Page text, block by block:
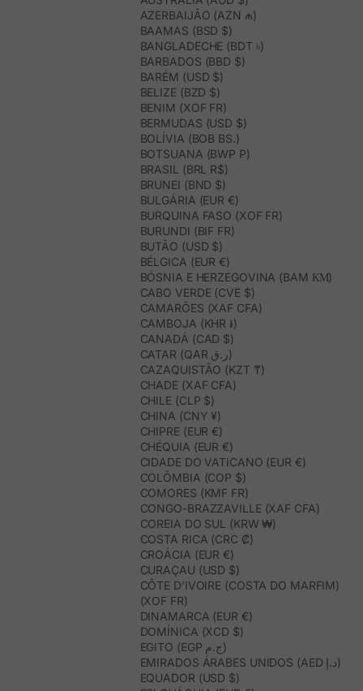
AZERBAIJÃO (AZN ₼)
BAAMAS (BSD $)
BANGLADECHE (BDT ৳)
BARBADOS (BBD $)
BARÉM (USD $)
BELIZE (BZD $)
BENIM (XOF FR)
BERMUDAS (USD $)
BOLÍVIA (BOB BS.)
BOTSUANA (BWP P)
BRASIL (BRL R$)
BRUNEI (BND $)
BULGÁRIA (EUR €)
BURQUINA FASO (XOF FR)
BURUNDI (BIF FR)
BUTÃO (USD $)
BÉLGICA (EUR €)
BÓSNIA E HERZEGOVINA (BAM КМ)
CABO VERDE (CVE $)
CAMARÕES (XAF CFA)
CAMBOJA (KHR ៛)
CANADÁ (CAD $)
CATAR (QAR ر.ق)
CAZAQUISTÃO (KZT ₸)
CHADE (XAF CFA)
CHILE (CLP $)
CHINA (CNY ¥)
CHIPRE (EUR €)
CHÉQUIA (EUR €)
CIDADE DO VATICANO (EUR €)
COLÔMBIA (COP $)
COMORES (KMF FR)
CONGO-BRAZZAVILLE (XAF CFA)
COREIA DO SUL (KRW ₩)
COSTA RICA (CRC ₡)
CROÁCIA (EUR €)
CURAÇAU (USD $)
CÔTE D’IVOIRE (COSTA DO MARFIM)
(XOF FR)
DINAMARCA (EUR €)
DOMÍNICA (XCD $)
EGITO (EGP ج.م)
EMIRADOS ÁRABES UNIDOS (AED د.إ)
EQUADOR (USD $)